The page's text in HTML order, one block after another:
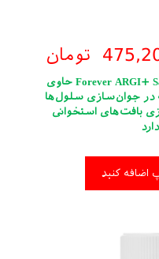
تومان
ساشه آرژی پلاس فوراور | Forever ARGI+ Sachet حاوی
در جوان‌سازی سلول‌ها
بافت‌های استخوانی
کنید